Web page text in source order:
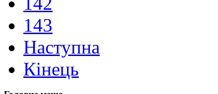
143
Наступна
Кінець